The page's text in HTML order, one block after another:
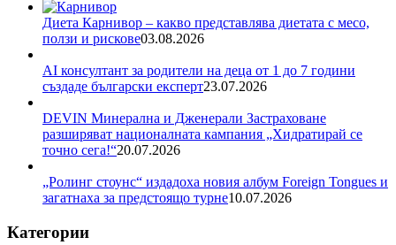
Диета Карнивор – какво представлява диетата с месо,
ползи и рискове03.08.2026
AI консултант за родители на деца от 1 до 7 години
създаде български експерт23.07.2026
DEVIN Минерална и Дженерали Застраховане
разширяват националната кампания „Хидратирай се
точно сега!“20.07.2026
„Ролинг стоунс“ издадоха новия албум Foreign Tongues и
загатнаха за предстоящо турне10.07.2026
Категории